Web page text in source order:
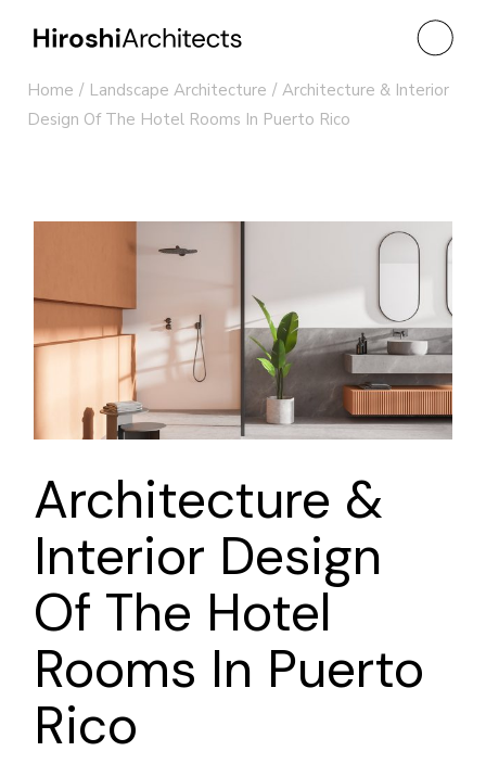
Home Landscape Architecture
Architecture & Interior
Design Of The Hotel Rooms In Puerto Rico
Architecture &
Interior Design
Of The Hotel
Rooms In Puerto
Rico